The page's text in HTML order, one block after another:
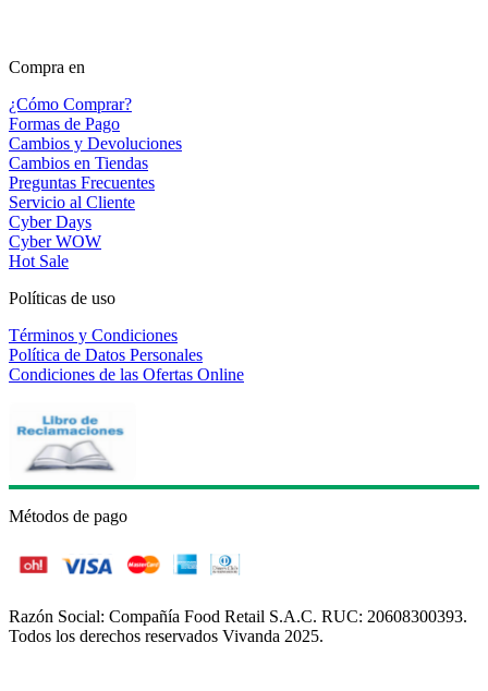
Compra en
¿Cómo Comprar?
Formas de Pago
Cambios y Devoluciones
Cambios en Tiendas
Preguntas Frecuentes
Servicio al Cliente
Cyber Days
Cyber WOW
Hot Sale
Políticas de uso
Términos y Condiciones
Política de Datos Personales
Condiciones de las Ofertas Online
Métodos de pago
Razón Social: Compañía Food Retail S.A.C. RUC: 20608300393.
Todos los derechos reservados Vivanda 2025.